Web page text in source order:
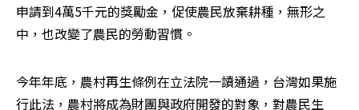
申請到4萬5千元的獎勵金，促使農民放棄耕種，無形之
中，也改變了農民的勞動習慣。
今年年底，農村再生條例在立法院一讀通過，台灣如果施
行此法，農村將成為財團與政府開發的對象，對農民生